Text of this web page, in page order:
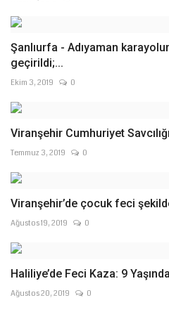
Şanlıurfa - Adıyaman
geçirildi;...
Ekim 3, 2019 0
Viranşehir Cumhuriyet
Temmuz 3, 2019 0
Viranşehir’de çocuk feci
Ağustos 19, 2019 0
Haliliye’de Feci Kaza: 9
Ağustos 20, 2019 0